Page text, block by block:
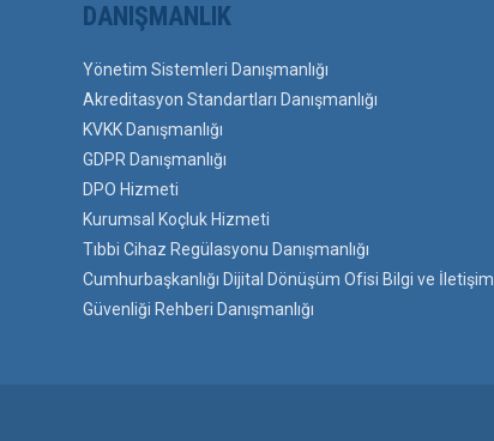
DANIŞMANLIK
Yönetim Sistemleri Danışmanlığı
Akreditasyon Standartları Danışmanlığı
KVKK Danışmanlığı
GDPR Danışmanlığı
DPO Hizmeti
Kurumsal Koçluk Hizmeti
Tıbbi Cihaz Regülasyonu Danışmanlığı
Cumhurbaşkanlığı Dijital Dönüşüm Ofisi Bilgi ve İletişim
Güvenliği Rehberi Danışmanlığı